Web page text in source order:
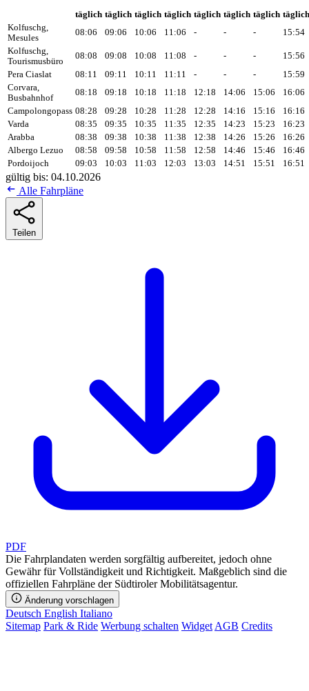
täglich täglich täglich täglich täglich täglich täglich täglich
Kolfuschg,
Mesules
08:06 09:06 10:06 11:06 - - -
15:54
Kolfuschg,
Tourismusbüro
08:08 09:08 10:08 11:08 - - -
15:56
Pera Ciaslat
08:11 09:11 10:11 11:11 - - -
15:59
Corvara,
Busbahnhof
08:18 09:18 10:18 11:18 12:18 14:06 15:06
16:06
Campolongopass 08:28 09:28 10:28 11:28 12:28 14:16 15:16
16:16
Varda
08:35 09:35 10:35 11:35 12:35 14:23 15:23
16:23
Arabba
08:38 09:38 10:38 11:38 12:38 14:26 15:26
16:26
Albergo Lezuo
08:58 09:58 10:58 11:58 12:58 14:46 15:46
16:46
Pordoijoch
09:03 10:03 11:03 12:03 13:03 14:51 15:51 16:51
gültig bis: 04.10.2026
Alle Fahrpläne
Teilen
PDF
Die Fahrplandaten werden sorgfältig aufbereitet, jedoch ohne
Gewähr für Vollständigkeit und Richtigkeit. Maßgeblich sind die
offiziellen Fahrpläne der Südtiroler Mobilitätsagentur.
Änderung vorschlagen
Deutsch English Italiano
Sitemap Park & Ride Werbung schalten WidgetAGB Credits